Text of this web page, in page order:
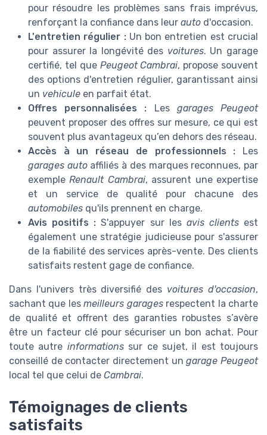
pour résoudre les problèmes sans frais imprévus,
renforçant la confiance dans leur auto d'occasion.
L'entretien régulier :Un bon entretien est crucial
pour assurer la longévité des voitures. Un garage
certifié, tel que Peugeot Cambrai, propose souvent
des options d'entretien régulier, garantissant ainsi
un vehicule en parfait état.
Offres personnalisées : Les garages Peugeot
peuvent proposer des offres sur mesure, ce qui est
souvent plus avantageux qu’en dehors des réseau.
Accès à un réseau de professionnels : Les
garages autoaffiliés à des marques reconnues, par
exempleRenault Cambrai, assurent une expertise
et un service de qualité pour chacune des
automobiles qu'ils prennent en charge.
Avis positifs : S'appuyer sur les avis clientsest
également une stratégie judicieuse pour s'assurer
de la fiabilité des services après-vente. Des clients
satisfaits restent gage de confiance.
Dans l'univers très diversifié des voitures d'occasion,
sachant que lesmeilleurs garagesrespectent la charte
de qualité et offrent des garanties robustes s’avère
être un facteur clé pour sécuriser un bon achat. Pour
toute autre informationssur ce sujet, il est toujours
conseillé de contacter directement ungarage Peugeot
local tel que celui de Cambrai.
Témoignages de clients
satisfaits